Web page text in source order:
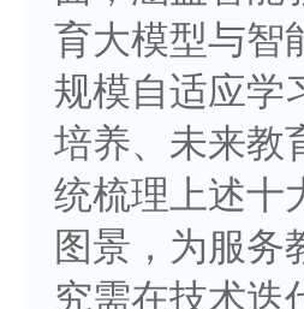
育大模型与智
规模自适应学
培养、未来教
统梳理上述十
图景，为服务
究需在技术迭